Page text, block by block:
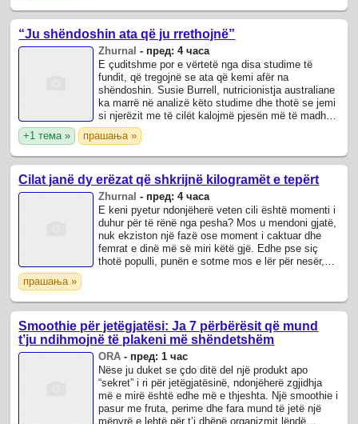
“Ju shëndoshin ata që ju rrethojnë”
Zhurnal - пред: 4 часа
E çuditshme por e vërtetë nga disa studime të
fundit, që tregojnë se ata që kemi afër na
shëndoshin. Susie Burrell, nutricionistja australiane
ka marrë në analizë këto studime dhe thotë se jemi
si njerëzit me të cilët kalojmë pjesën më të madhe
të kohës.
+1 тема » прашања »
Cilat janë dy erëzat që shkrijnë kilogramët e tepërt
Zhurnal - пред: 4 часа
E keni pyetur ndonjëherë veten cili është momenti i
duhur për të rënë nga pesha? Mos u mendoni gjatë,
nuk ekziston një fazë ose moment i caktuar dhe
femrat e dinë më së miri këtë gjë. Edhe pse siç
thotë populli, punën e sotme mos e lër për nesër,
прашања »
Smoothie për jetëgjatësi: Ja 7 përbërësit që mund
t’ju ndihmojnë të plakeni më shëndetshëm
ORA - пред: 1 час
Nëse ju duket se çdo ditë del një produkt apo
“sekret” i ri për jetëgjatësinë, ndonjëherë zgjidhja
më e mirë është edhe më e thjeshta. Një smoothie i
pasur me fruta, perime dhe fara mund të jetë një
mënyrë e lehtë për t’i dhënë organizmit lëndë